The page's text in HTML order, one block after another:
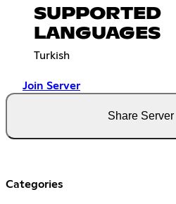
SUPPORTED
LANGUAGES
Turkish
Join Server
Share Server
Categories